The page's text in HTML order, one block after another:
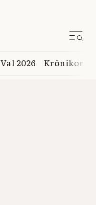
Val 2026 Krönikor